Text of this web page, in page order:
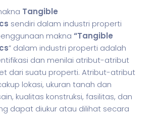
Tangible
sendiri dalam industri properti
makna “Tangible
” dalam industri properti adalah
dan menilai atribut-atribut
dari suatu properti. Atribut-atribut
lokasi, ukuran tanah dan
kualitas konstruksi, fasilitas, dan
dapat diukur atau dilihat secara